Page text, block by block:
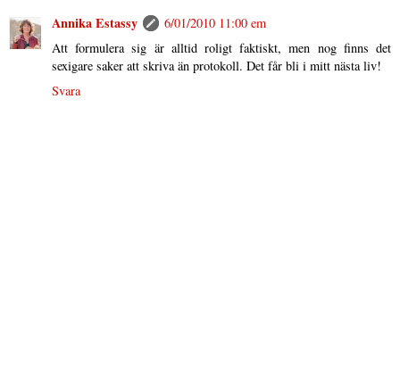
Annika Estassy
6/01/2010 11:00 em
Att formulera sig är alltid roligt faktiskt, men nog finns det
sexigare saker att skriva än protokoll. Det får bli i mitt nästa liv!
Svara